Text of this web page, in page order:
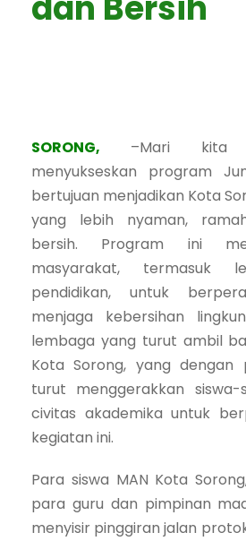
SORONG, –Mari kita
menyukseskan program
bertujuan menjadikan Kota
yang lebih nyaman,
bersih. Program ini
masyarakat, termasuk
pendidikan, untuk
menjaga kebersihan
lembaga yang turut ambil
Kota Sorong, yang dengan
turut menggerakkan siswa-
civitas akademika untuk
kegiatan ini.
Para siswa MAN Kota
para guru dan pimpinan
menyisir pinggiran jalan